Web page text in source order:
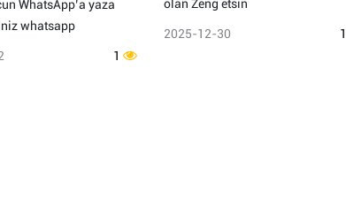
WhatsApp’a yaza
whatsapp
1
olan Zeng etsin
2025-12-30 1